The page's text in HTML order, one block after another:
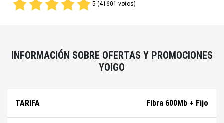
5 (41601 votos)
INFORMACIÓN SOBRE OFERTAS Y PROMOCIONES
YOIGO
Fibra 600Mb + Fijo